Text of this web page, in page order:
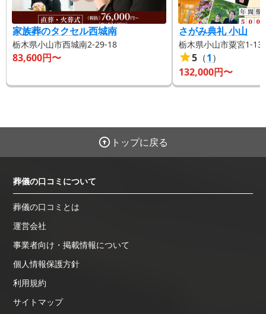
家族葬のタクセル西城南
栃木県小山市西城南2-29-18
83,600円〜
さがみ典礼 小山
栃木県小山市粟宮1-
5 （1）
132,000円〜
トップに戻る
葬儀の口コミについて
葬儀の口コミとは
運営会社
事業者向け・掲載情報について
個人情報保護方針
利用規約
サイトマップ